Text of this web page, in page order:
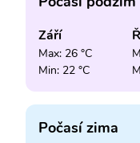
Září
Max: 26 °C
Min: 22 °C
Počasí zima